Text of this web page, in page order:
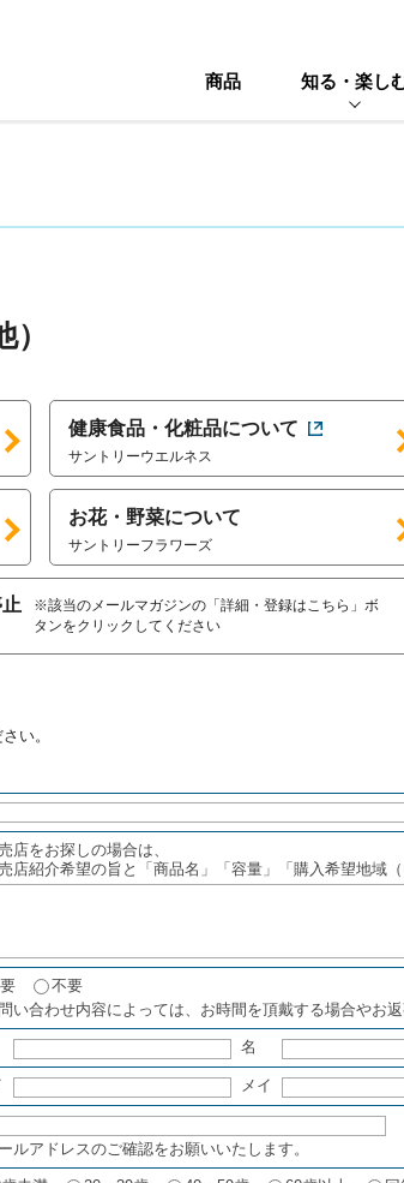
商品 知る・楽し
）
健康食品・化粧品について
サントリーウエルネス
お花・野菜について
サントリーフラワーズ
※該当のメールマガジンの「詳細・登録はこちら」ボ
タンをクリックしてください
い。
店をお探しの場合は、
店紹介希望の旨と「商品名」「容量」「購入希望地域
不要
い合わせ内容によっては、お時間を頂戴する場合やお
名
メイ
ルアドレスのご確認をお願いいたします。